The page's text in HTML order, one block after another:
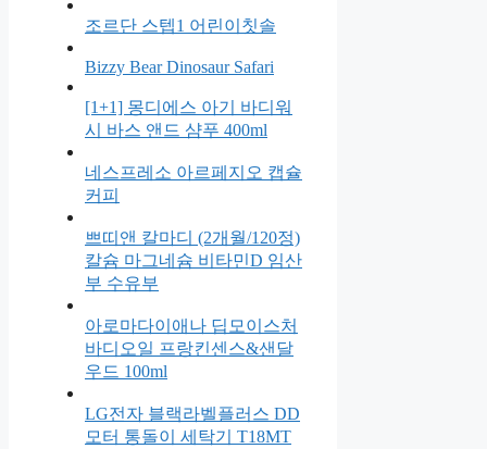
조르단 스텝1 어린이칫솔
Bizzy Bear Dinosaur Safari
[1+1] 몽디에스 아기 바디워
시 바스 앤드 샴푸 400ml
네스프레소 아르페지오 캡슐
커피
쁘띠앤 칼마디 (2개월/120정)
칼슘 마그네슘 비타민D 임산
부 수유부
아로마다이애나 딥모이스처
바디오일 프랑킨센스&샌달
우드 100ml
LG전자 블랙라벨플러스 DD
모터 통돌이 세탁기 T18MT